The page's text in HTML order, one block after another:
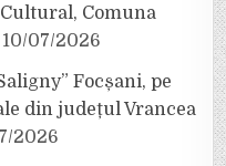
Comuna
10/07/2026
Focșani, pe
din județul Vrancea
2026